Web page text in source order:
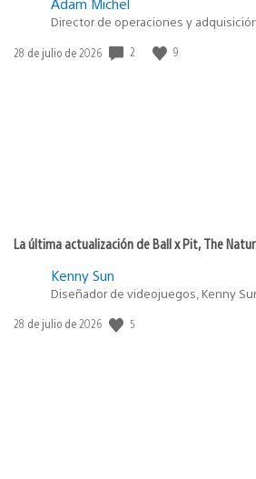
Adam Michel
Director de operaciones y
Fecha
28 de julio de 2026 2 9
La última actualización de Ball x Pit, The
Kenny Sun
Diseñador de videojuegos, Kenny
Fecha
28 de julio de 2026 5